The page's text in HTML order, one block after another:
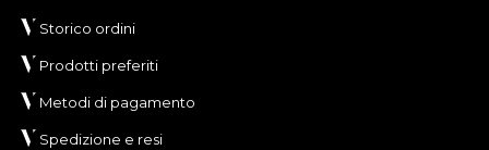
Storico ordini
Prodotti preferiti
Metodi di pagamento
Spedizione e resi